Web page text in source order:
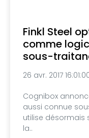
Finkl Steel
comme
sous-
26 avr. 2017
Cognibox
aussi connue
utilise désormais
la..